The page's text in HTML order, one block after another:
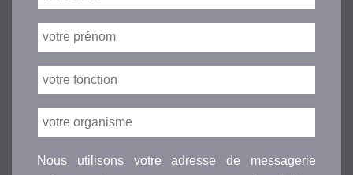
Nous utilisons votre adresse de messagerie